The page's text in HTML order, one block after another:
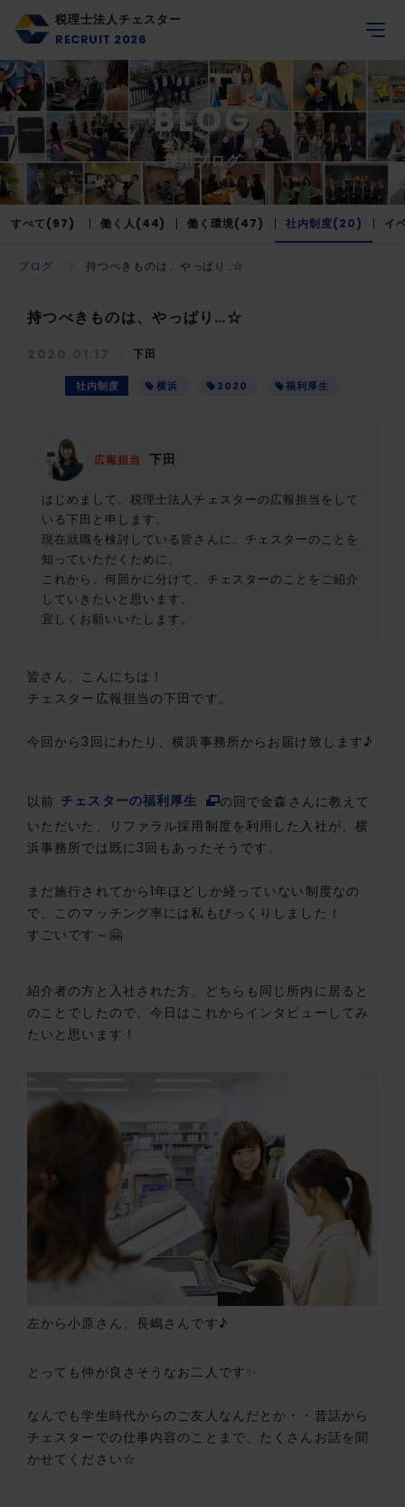
税理士法人チェスター
RECRUIT 2026
BLOG
採用ブログ
すべて(97) 働く人(44) 働く環境(47) 社内制度(20) イ
ブログ 持つべきものは、やっぱり…☆
持つべきものは、やっぱり…☆
2020.01.17 下田
社内制度 横浜 2020 福利厚生
広報担当 下田
はじめまして、税理士法人チェスターの広報担当をして
いる下田と申します。
現在就職を検討している皆さんに、チェスターのことを
知っていただくために、
これから、何回かに分けて、チェスターのことをご紹介
していきたいと思います。
宜しくお願いいたします。
皆さん、こんにちは！
チェスター広報担当の下田です。
今回から3回にわたり、横浜事務所からお届け致します♪
以前 チェスターの福利厚生
の回で金森さんに教えて
いただいた、リファラル採用制度を利用した入社が、横
浜事務所では既に3回もあったそうです。
まだ施行されてから1年ほどしか経っていない制度なの
で、このマッチング率には私もびっくりしました！
すごいです～🤗
紹介者の方と入社された方、どちらも同じ所内に居ると
のことでしたので、今日はこれからインタビューしてみ
たいと思います！
左から小原さん、長嶋さんです♪
とっても仲が良さそうなお二人です✨
なんでも学生時代からのご友人なんだとか・・昔話から
チェスターでの仕事内容のことまで、たくさんお話を聞
かせてください☆